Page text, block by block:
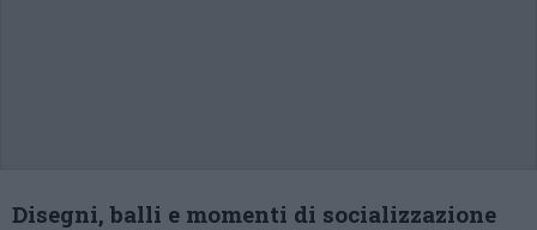
Disegni, balli e momenti di socializzazione